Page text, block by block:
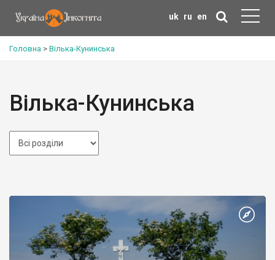
uk ru en
Головна > Вілька-Кунинська
Вілька-Кунинська